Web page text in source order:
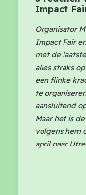
Impact
Organisator
Impact Fair
met de
alles straks
een flinke
te
aansluitend
Maar het is
volgens hem
april naar